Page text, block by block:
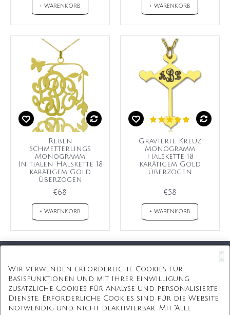
+ WARENKORB + WARENKORB
Reben
Schmetterlings
Monogramm
Initialen Halskette 18
karätigem Gold
überzogen
€68
+ WARENKORB
Gravierte Kreuz
Monogramm
Halskette 18
karätigem Gold
überzogen
€58
+ WARENKORB
Kostenlose Geschenkbox
Kostenlose Gravur
Wir verwenden erforderliche Cookies für
Basisfunktionen und mit Ihrer Einwilligung
zusätzliche Cookies für Analyse und personalisierte
Dienste. Erforderliche Cookies sind für die Website
notwendig und nicht deaktivierbar. Mit "Alle